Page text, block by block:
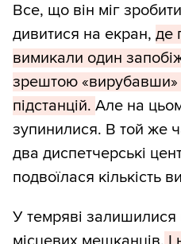
Все, що він міг
дивитися на екран, де
вимикали один
зрештою «вирубавши»
підстанцій. Але на
зупинилися. В той же
два диспетчерські
подвоїлася кількість
У темряві